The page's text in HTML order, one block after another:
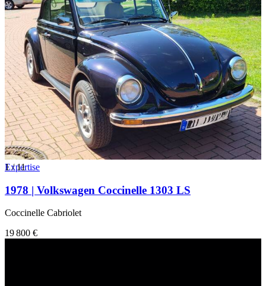
1/11
Expertise
1978 | Volkswagen Coccinelle 1303 LS
Coccinelle Cabriolet
19 800 €